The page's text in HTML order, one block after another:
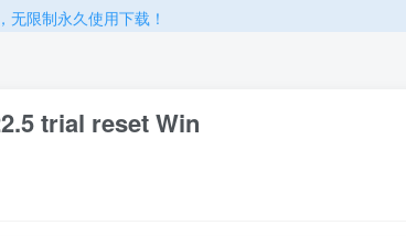
限制永久使用下载！
trial reset Win